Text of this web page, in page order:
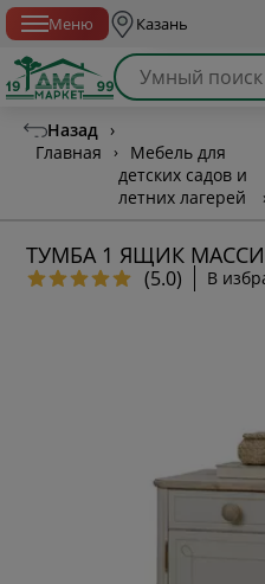
Меню Казань
Назад ›
Главная
›
Мебель для
детских садов и
летних лагерей
ТУМБА 1 ЯЩИК
(5.0) В